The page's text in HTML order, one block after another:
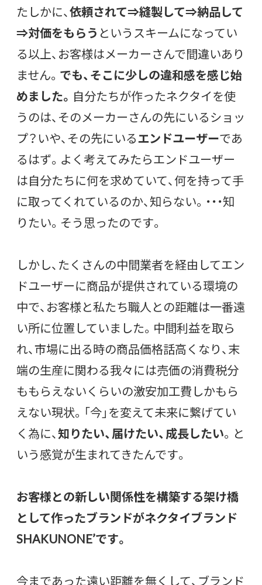
たしかに、依頼されて⇒縫製して⇒納品して
⇒対価をもらう というスキームになってい
る以上、お客様はメーカーさんで間違いあり
ません。 でも、そこに少しの違和感を感じ始
めました。 自分たちが作ったネクタイを使
うのは、そのメーカーさんの先にいるショッ
プ？いや、その先にいるエンドユーザーであ
るはず。よく考えてみたらエンドユーザー
は自分たちに何を求めていて、何を持って手
に取ってくれているのか、知らない。・・・知
りたい。そう思ったのです。
しかし、たくさんの中間業者を経由してエン
ドユーザーに商品が提供されている環境の
中で、お客様と私たち職人との距離は一番遠
い所に位置していました。中間利益を取ら
れ、市場に出る時の商品価格話高くなり、末
端の生産に関わる我々には売価の消費税分
ももらえないくらいの激安加工費しかもら
えない現状。「今」を変えて未来に繋げてい
く為に、知りたい、届けたい、成長したい。と
いう感覚が生まれてきたんです。
お客様との新しい関係性を構築する架け橋
として作ったブランドがネクタイブランド
SHAKUNONE’です。
今まであった遠い距離を無くして、ブランド